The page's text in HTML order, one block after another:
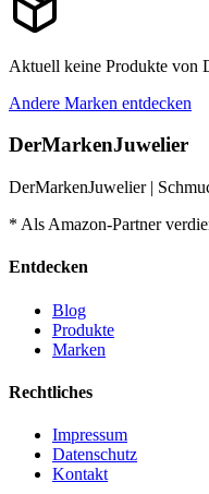
Aktuell keine Produkte von
Andere Marken entdecken
DerMarkenJuwelier
DerMarkenJuwelier |
* Als Amazon-Partner
Entdecken
Blog
Produkte
Marken
Rechtliches
Impressum
Datenschutz
Kontakt